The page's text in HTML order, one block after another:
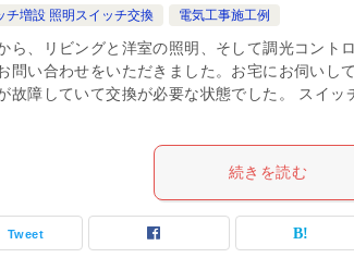
チ増設 照明スイッチ交換 電気工事施工例
ら、リビングと洋室の照明、そして調光コント
問い合わせをいただきました。お宅にお伺いし
故障していて交換が必要な状態でした。 スイッ
続きを読む
Tweet